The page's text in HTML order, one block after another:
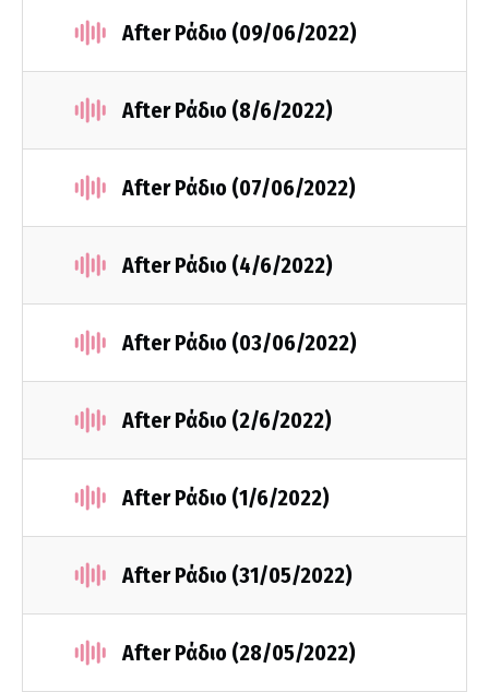
After Ράδιο (09/06/2022)
After Ράδιο (8/6/2022)
After Ράδιο (07/06/2022)
After Ράδιο (4/6/2022)
After Ράδιο (03/06/2022)
After Ράδιο (2/6/2022)
After Ράδιο (1/6/2022)
After Ράδιο (31/05/2022)
After Ράδιο (28/05/2022)